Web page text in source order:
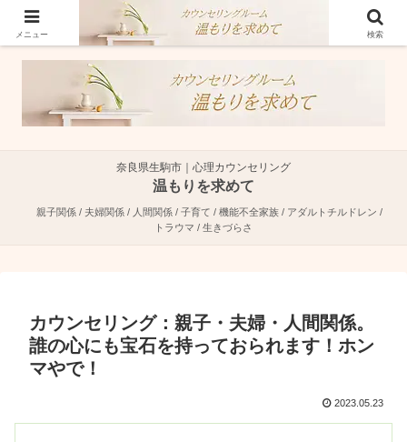
奈良県生駒市で親子関係・夫婦関係・人間関係に特化した心理カウンセラーで
す。
奈良県生駒市｜心理カウンセリング
温もりを求めて
親子関係 / 夫婦関係 / 人間関係 / 子育て / 機能不全家族 / アダルトチルドレン /
トラウマ / 生きづらさ
カウンセリング：親子・夫婦・人間関係。
誰の心にも宝石を持っておられます！ホン
マやで！
2023.05.23
メニュー 検索